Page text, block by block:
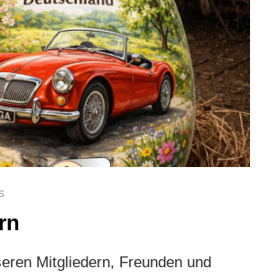
Mitgliedern, Freunden und